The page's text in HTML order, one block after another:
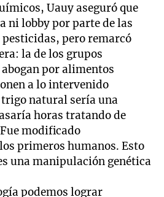
Uauy aseguró que
ni lobby por parte de las
pero remarcó
la de los grupos
por alimentos
a lo intervenido
natural sería una
horas tratando de
modificado
primeros humanos. Esto
una manipulación genética
podemos lograr